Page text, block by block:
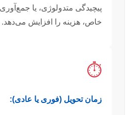
پیچیدگی متدولوژی، یا
خاص، هزینه را افزایش می‌دهد.
⏱️
زمان تحویل (فوری یا عادی):